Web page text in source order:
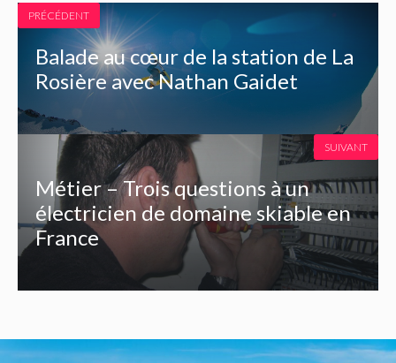
PRÉCÉDENT
Balade au cœur de la station de La
Rosière avec Nathan Gaidet
Métier – Trois questions à un
électricien de domaine skiable en
France
SUIVANT